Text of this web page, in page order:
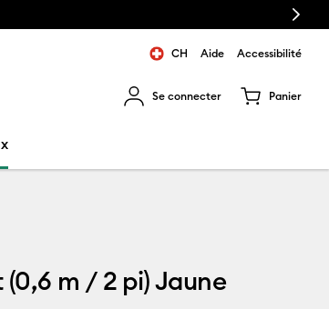
Next
CH Aide Accessibilité
Se connecter Panier
m / 2 pi) Jaune